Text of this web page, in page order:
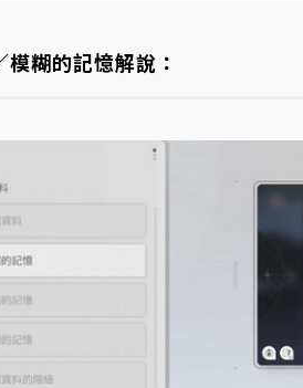
糊的記憶解說：